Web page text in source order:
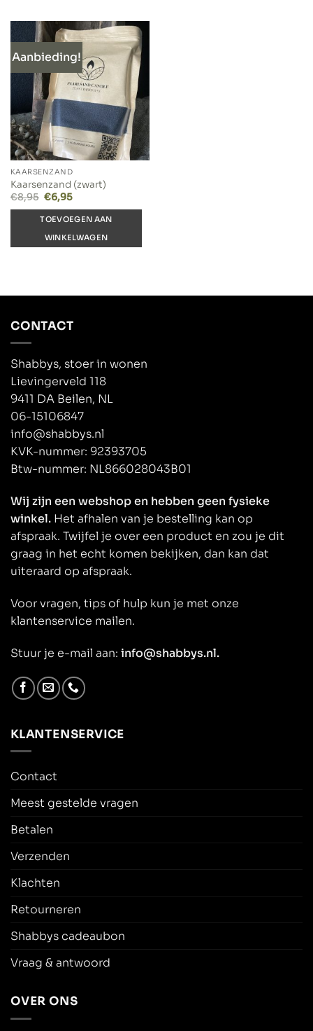
Aanbieding!
KAARSENZAND
Kaarsenzand (zwart)
€8,95 Oorspronkelijke
prijs
was:
€8,95.
€6,95Huidige
is:
€6,95.
TOEVOEGEN AAN
WINKELWAGEN
CONTACT
Shabbys, stoer in wonen
Lievingerveld 118
9411 DA Beilen, NL
06-15106847
info@shabbys.nl
KVK-nummer: 92393705
Btw-nummer: NL866028043B01
Wij zijn een webshop en hebben geen fysieke
winkel. Het afhalen van je bestelling kan op
afspraak. Twijfel je over een product en zou je dit
graag in het echt komen bekijken, dan kan dat
uiteraard op afspraak.
Voor vragen, tips of hulp kun je met onze
klantenservice mailen.
Stuur je e-mail aan: info@shabbys.nl.
KLANTENSERVICE
Contact
Meest gestelde vragen
Betalen
Verzenden
Klachten
Retourneren
Shabbys cadeaubon
Vraag & antwoord
OVER ONS